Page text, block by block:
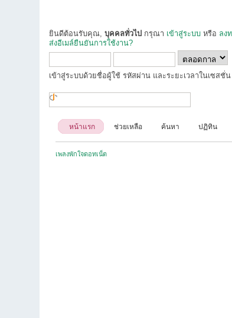
ยินดีต้อนรับคุณ,บุคคลทั่วไป กรุณา เข้าสู่ระบบ หรือ ลง
ส่งอีเมล์ยืนยันการใช้งาน?
เข้าสู่ระบบด้วยชื่อผู้ใช้ รหัสผ่าน และระยะเวลาในเซสชั่น
หน้าแรก ช่วยเหลือ ค้นหา ปฏิทิน
เพลงพักใจดอทเน็ต